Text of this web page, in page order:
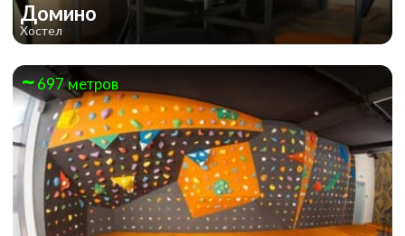
Домино
Хостел
697 метров